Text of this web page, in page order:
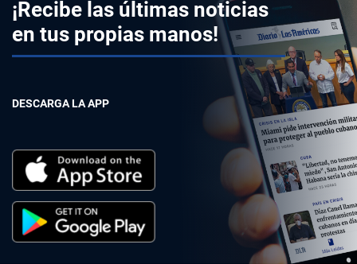
¡Recibe las últimas noticias
en tus propias manos!
DESCARGA LA APP